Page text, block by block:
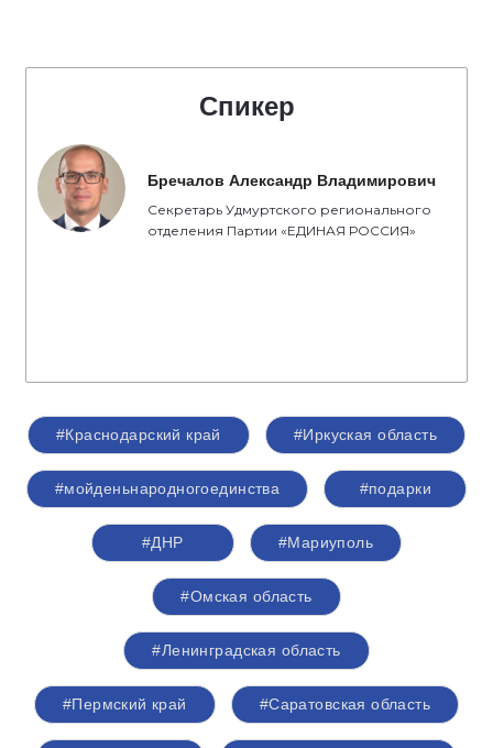
Спикер
Бречалов Александр Владимирович
Секретарь Удмуртского регионального
отделения Партии «ЕДИНАЯ РОССИЯ»
#Краснодарский край #Иркуская область
#мойденьнародногоединства #подарки
#ДНР #Мариуполь
#Омская область
#Ленинградская область
#Пермский край #Саратовская область